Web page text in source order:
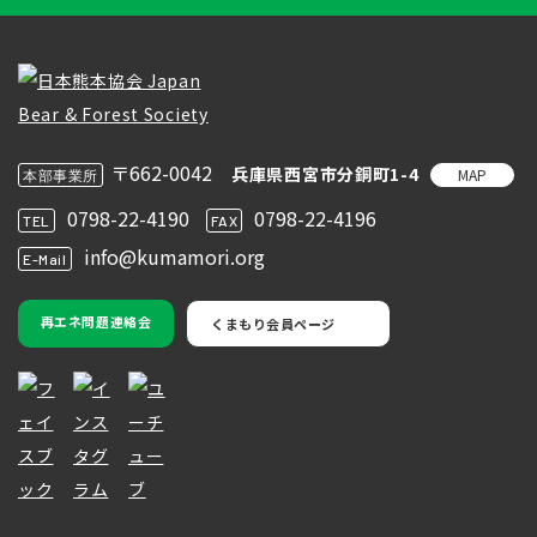
本部事業所 〒662-0042 兵庫県西宮市分銅町1-4 MAP
TEL 0798-22-4190 FAX 0798-22-4196
E-Mail info@kumamori.org
再エネ問題連絡会 くまもり会員ページ